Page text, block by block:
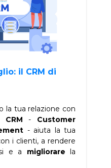
il CRM di
la tua relazione con
CRM - Customer
- aiuta la tua
i clienti, a rendere
e a migliorare la